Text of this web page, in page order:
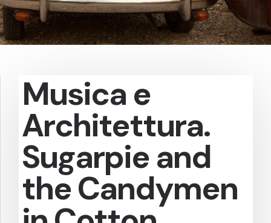
Musica e
Architettura.
Sugarpie and
the Candymen